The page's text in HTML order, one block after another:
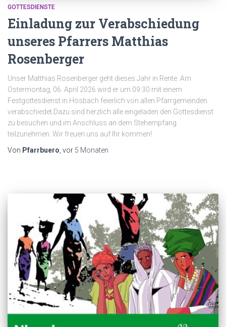
GOTTESDIENSTE
Einladung zur Verabschiedung
unseres Pfarrers Matthias
Rosenberger
Unser Matthias Rosenberger geht dieses Jahr in Rente. Am
Ostermontag, 06. April 2026 wird er um 09:30 mit einem
Festgottesdienst in Hösbach feierlich von allen Pfarrgemeinden
verabschiedet.Dazu sind herzlich alle eingeladen den Gottesdienst
zu besuchen und im Anschluss an dem Stehempfang
teilzunehmen. Wir freuen uns auf Ihr kommen!
Von Pfarrbuero , vor 5 Monaten